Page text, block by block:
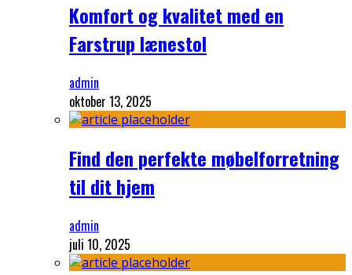
Komfort og kvalitet med en
Farstrup lænestol
admin
oktober 13, 2025
Find den perfekte møbelforretning
til dit hjem
admin
juli 10, 2025